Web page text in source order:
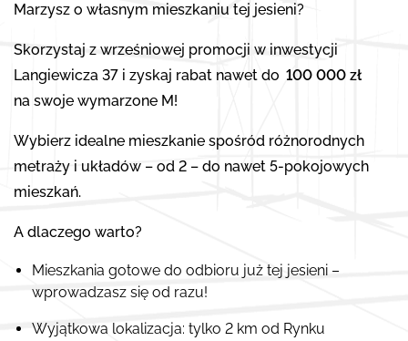
Marzysz o własnym mieszkaniu tej jesieni?
Skorzystaj z wrześniowej promocji w inwestycji
Langiewicza 37 i zyskaj rabat nawet do 100 000 zł
na swoje wymarzone M!
Wybierz idealne mieszkanie spośród różnorodnych
metraży i układów – od 2 – do nawet 5-pokojowych
mieszkań.
A dlaczego warto?
Mieszkania gotowe do odbioru już tej jesieni –
wprowadzasz się od razu!
Wyjątkowa lokalizacja: tylko 2 km od Rynku